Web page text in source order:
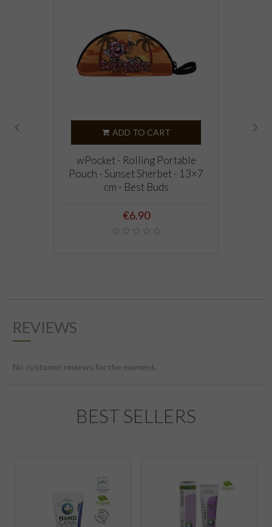
ADD TO CART
wPocket - Rolling Portable
Pouch - Sunset Sherbet - 13×7
cm - Best Buds
Price
€6.90
REVIEWS
No customer reviews for the moment.
BEST SELLERS